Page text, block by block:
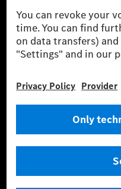
Learn more
Technical Support Hotline
Do not sell or share my